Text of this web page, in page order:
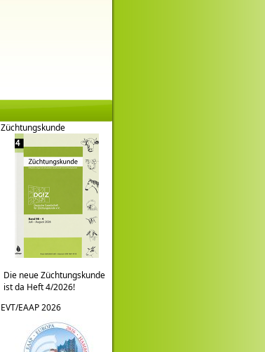
Züchtungskunde
Die neue Züchtungskunde
ist da Heft 4/2026!
EVT/EAAP 2026